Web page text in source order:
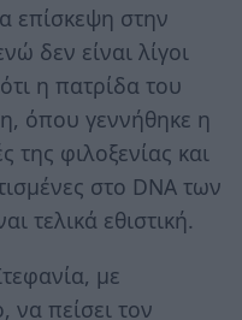
επίσκεψη στην
δεν είναι λίγοι
η πατρίδα του
όπου γεννήθηκε η
της φιλοξενίας και
στο DNA των
τελικά εθιστική.
με
πείσει τον